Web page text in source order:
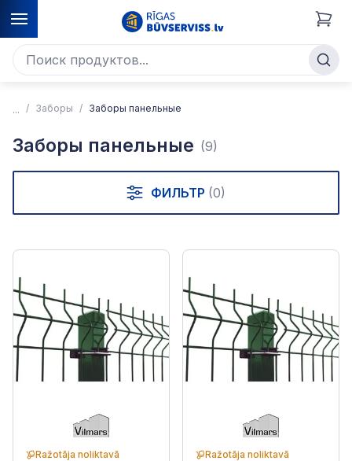
Заборы Заборы панельные
Заборы панельные (9)
ФИЛЬТР (0)
Ražotāja noliktavā Ražotāja noliktavā